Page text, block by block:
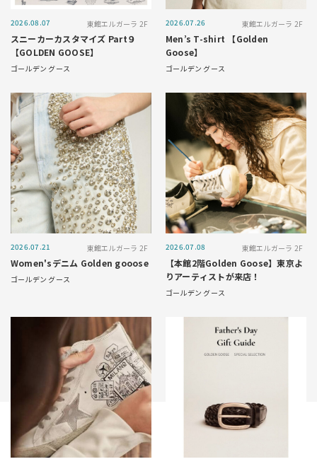
2026.08.07 東館エルガーラ 2F
スニーカーカスタマイズ Part９
【GOLDEN GOOSE】
ゴールデン グース
2026.07.26 東館エルガーラ 2F
Men’s T-shirt 【Golden
Goose】
ゴールデン グース
2026.07.21 東館エルガーラ 2F
Women'sデニム Golden gooose
ゴールデン グース
2026.07.08 東館エルガーラ 2F
【本館2階Golden Goose】東京よ
りアーティストが来店！
ゴールデン グース